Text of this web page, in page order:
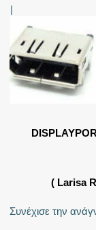
|
( Larisa
Συνέχισε την